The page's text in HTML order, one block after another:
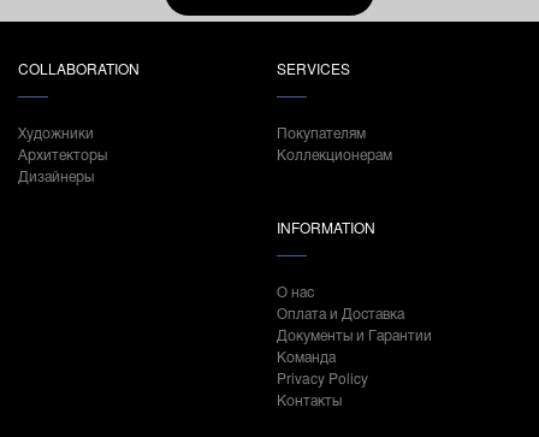
COLLABORATION
Художники
Архитекторы
Дизайнеры
SERVICES
Покупателям
Коллекционерам
INFORMATION
О нас
Оплата и Доставка
Документы и Гарантии
Команда
Privacy Policy
Контакты